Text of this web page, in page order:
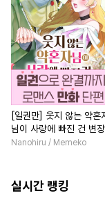
[일권만] 웃지 않는 약혼
님이 사랑에 빠진 건 변
저인 것 같습니다 [단행본]
Nanohiru / Memeko
실시간 랭킹